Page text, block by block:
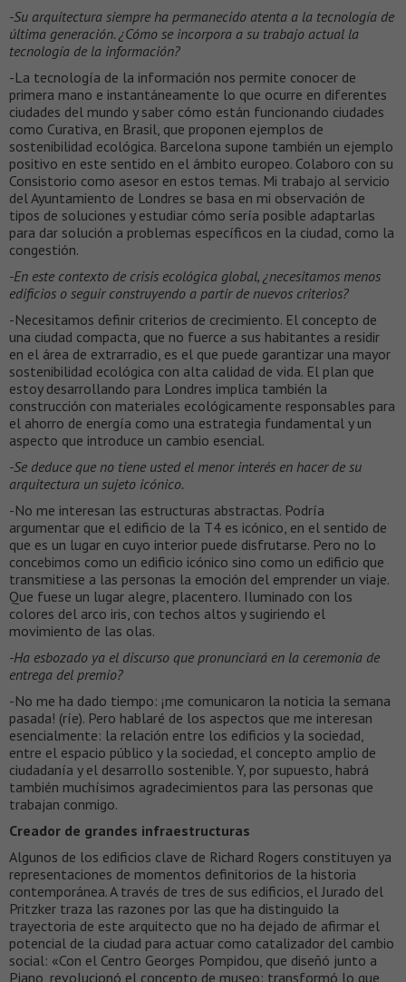
-Su arquitectura siempre ha permanecido atenta a la tecnología de
última generación. ¿Cómo se incorpora a su trabajo actual la
tecnología de la información?
-La tecnología de la información nos permite conocer de
primera mano e instantáneamente lo que ocurre en diferentes
ciudades del mundo y saber cómo están funcionando ciudades
como Curativa, en Brasil, que proponen ejemplos de
sostenibilidad ecológica. Barcelona supone también un ejemplo
positivo en este sentido en el ámbito europeo. Colaboro con su
Consistorio como asesor en estos temas. Mi trabajo al servicio
del Ayuntamiento de Londres se basa en mi observación de
tipos de soluciones y estudiar cómo sería posible adaptarlas
para dar solución a problemas específicos en la ciudad, como la
congestión.
-En este contexto de crisis ecológica global, ¿necesitamos menos
edificios o seguir construyendo a partir de nuevos criterios?
-Necesitamos definir criterios de crecimiento. El concepto de
una ciudad compacta, que no fuerce a sus habitantes a residir
en el área de extrarradio, es el que puede garantizar una mayor
sostenibilidad ecológica con alta calidad de vida. El plan que
estoy desarrollando para Londres implica también la
construcción con materiales ecológicamente responsables para
el ahorro de energía como una estrategia fundamental y un
aspecto que introduce un cambio esencial.
-Se deduce que no tiene usted el menor interés en hacer de su
arquitectura un sujeto icónico.
-No me interesan las estructuras abstractas. Podría
argumentar que el edificio de la T4 es icónico, en el sentido de
que es un lugar en cuyo interior puede disfrutarse. Pero no lo
concebimos como un edificio icónico sino como un edificio que
transmitiese a las personas la emoción del emprender un viaje.
Que fuese un lugar alegre, placentero. Iluminado con los
colores del arco iris, con techos altos y sugiriendo el
movimiento de las olas.
-Ha esbozado ya el discurso que pronunciará en la ceremonia de
entrega del premio?
-No me ha dado tiempo: ¡me comunicaron la noticia la semana
pasada! (ríe). Pero hablaré de los aspectos que me interesan
esencialmente: la relación entre los edificios y la sociedad,
entre el espacio público y la sociedad, el concepto amplio de
ciudadanía y el desarrollo sostenible. Y, por supuesto, habrá
también muchísimos agradecimientos para las personas que
trabajan conmigo.
Creador de grandes infraestructuras
Algunos de los edificios clave de Richard Rogers constituyen ya
representaciones de momentos definitorios de la historia
contemporánea. A través de tres de sus edificios, el Jurado del
Pritzker traza las razones por las que ha distinguido la
trayectoria de este arquitecto que no ha dejado de afirmar el
potencial de la ciudad para actuar como catalizador del cambio
social: «Con el Centro Georges Pompidou, que diseñó junto a
Piano, revolucionó el concepto de museo: transformó lo que